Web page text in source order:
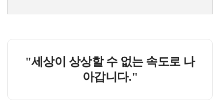
"세상이 상상할 수 없는 속도로 나
아갑니다."